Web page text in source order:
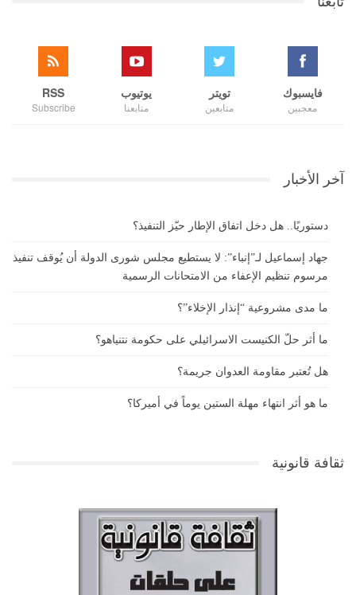
فايسبوك
معجبين
تويتر
متابعين
يوتيوب
متابعنا
RSS
Subscribe
آخر الأخبار
دستوريًا.. هل دخل اتفاق الإطار حيّز التنفيذ؟
جهاد إسماعيل لـ”إنباء”: لا يستطيع مجلس شورى الدولة أن يُوقف تنفيذ
مرسوم تنظيم الإعفاء من الامتحانات الرسمية
ما مدى مشروعية “إنذار الإخلاء”؟
ما أثر حلّ الكنيست الاسرائيلي على حكومة نتنياهو؟
هل تُعتبر مقاومة العدوان جريمة؟
ما هو أثر انتهاء مهلة الستين يوماً في أميركا؟
ثقافة قانونية